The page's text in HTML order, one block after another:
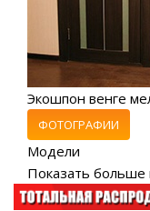
Экошпон венге
ФОТОГРАФИИ
Модели
Показать